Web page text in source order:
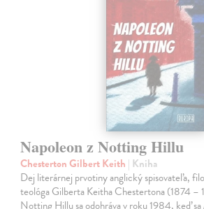
Napoleon z Notting Hillu
Chesterton Gilbert Keith | Kniha
Dej literárnej prvotiny anglický spisovateľa,
teológa Gilberta Keitha Chestertona (1874 –
Notting Hillu sa odohráva v roku 1984, keď